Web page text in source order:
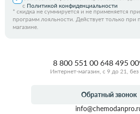
с Политикой конфиденциальности
* скидка не суммируется и не применяется
программ лояльности. Действует только при
магазине.
8 800 551 00 648 495
Интернет-магазин, с 9 до 21,
Обратный звонок